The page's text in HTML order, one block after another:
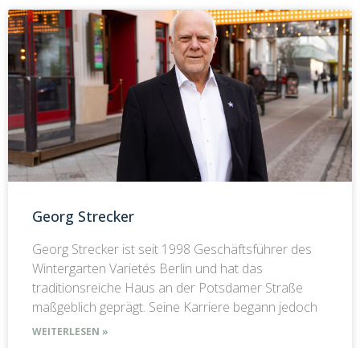
Georg Strecker
Georg Strecker ist seit 1998 Geschäftsführer des
Wintergarten Varietés Berlin und hat das
traditionsreiche Haus an der Potsdamer Straße
maßgeblich geprägt. Seine Karriere begann jedoch
WEITERLESEN »